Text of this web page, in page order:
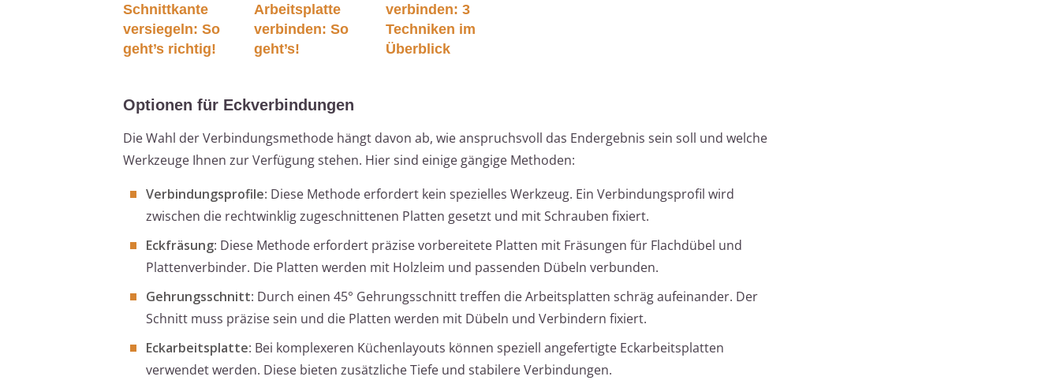
Schnittkante
versiegeln: So
geht’s richtig!
Arbeitsplatte
verbinden: So
geht’s!
verbinden: 3
Techniken im
Überblick
Optionen für Eckverbindungen
Die Wahl der Verbindungsmethode hängt davon ab, wie anspruchsvoll das Endergebnis sein soll und welche
Werkzeuge Ihnen zur Verfügung stehen. Hier sind einige gängige Methoden:
Verbindungsprofile: Diese Methode erfordert kein spezielles Werkzeug. Ein Verbindungsprofil wird
zwischen die rechtwinklig zugeschnittenen Platten gesetzt und mit Schrauben fixiert.
Eckfräsung: Diese Methode erfordert präzise vorbereitete Platten mit Fräsungen für Flachdübel und
Plattenverbinder. Die Platten werden mit Holzleim und passenden Dübeln verbunden.
Gehrungsschnitt: Durch einen 45° Gehrungsschnitt treffen die Arbeitsplatten schräg aufeinander. Der
Schnitt muss präzise sein und die Platten werden mit Dübeln und Verbindern fixiert.
Eckarbeitsplatte: Bei komplexeren Küchenlayouts können speziell angefertigte Eckarbeitsplatten
verwendet werden. Diese bieten zusätzliche Tiefe und stabilere Verbindungen.